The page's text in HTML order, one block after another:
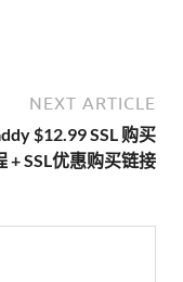
NEXT ARTICLE
$12.99 SSL 购买
+ SSL优惠购买链接